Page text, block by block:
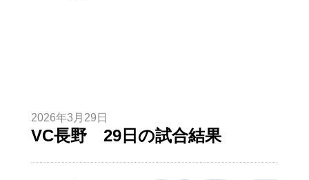
2026年3月29日
VC長野 29日の試合結果